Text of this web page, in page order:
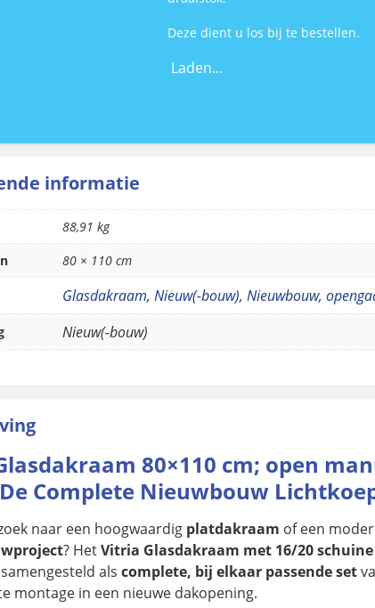
Deze dient u los bij te bestellen.
Laden...
informatie
88,91 kg
80 × 110 cm
Glasdakraam, Nieuw(-bouw), Nieuwbouw,
Nieuw(-bouw)
80×110 cm; open
Complete Nieuwbouw
naar een hoogwaardig platdakraam of een
? HetVitria Glasdakraam met 16/20
als complete, bij elkaar passende set
montage in een nieuwe dakopening.